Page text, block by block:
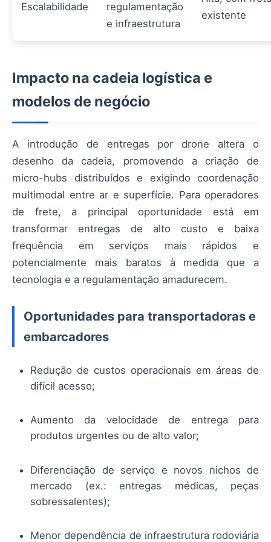
Escalabilidade
regulamentação
e infraestrutura
existente
Impacto na cadeia logística e
modelos de negócio
A introdução de entregas por drone altera o
desenho da cadeia, promovendo a criação de
micro-hubs distribuídos e exigindo coordenação
multimodal entre ar e superfície. Para operadores
de frete, a principal oportunidade está em
transformar entregas de alto custo e baixa
frequência em serviços mais rápidos e
potencialmente mais baratos à medida que a
tecnologia e a regulamentação amadurecem.
Oportunidades para transportadoras e
embarcadores
Redução de custos operacionais em áreas de
difícil acesso;
Aumento da velocidade de entrega para
produtos urgentes ou de alto valor;
Diferenciação de serviço e novos nichos de
mercado (ex.: entregas médicas, peças
sobressalentes);
Menor dependência de infraestrutura rodoviária